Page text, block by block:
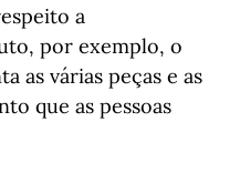
a
por exemplo, o
as várias peças e as
que as pessoas